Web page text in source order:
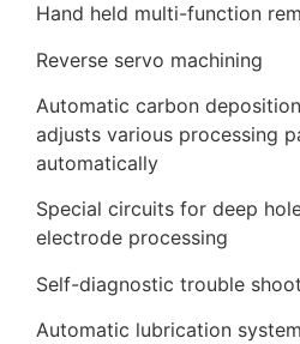
Hand held multi-function
Reverse servo machining
Automatic carbon
adjusts various processing
automatically
Special circuits for deep
electrode processing
Self-diagnostic trouble
Automatic lubrication system